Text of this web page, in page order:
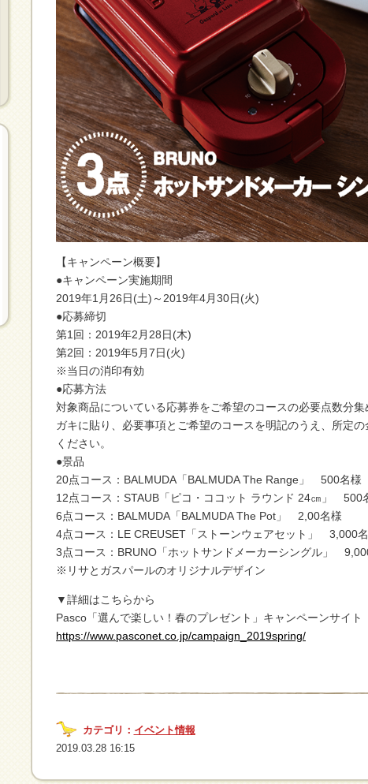
【キャンペーン概要】
●キャンペーン実施期間
2019年1月26日(土)～2019年4月30日(火)
●応募締切
第1回：2019年2月28日(木)
第2回：2019年5月7日(火)
※当日の消印有効
●応募方法
対象商品についている応募券をご希望のコースの必要点数分
ガキに貼り、必要事項とご希望のコースを明記のうえ、所定
ください。
●景品
20点コース：BALMUDA「BALMUDA The Range」 500名様
12点コース：STAUB「ピコ・ココット ラウンド 24㎝」 500
6点コース：BALMUDA「BALMUDA The Pot」 2,00名様
4点コース：LE CREUSET「ストーンウェアセット」 3,000
3点コース：BRUNO「ホットサンドメーカーシングル」
※リサとガスパールのオリジナルデザイン
▼詳細はこちらから
Pasco「選んで楽しい！春のプレゼント」キャンペーンサイト
https://www.pasconet.co.jp/campaign_2019spring/
カテゴリ： イベント情報
2019.03.28 16:15